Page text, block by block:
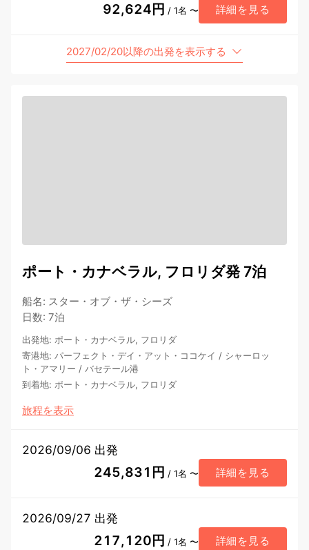
92,624円 / 1名 〜 詳細を見る
2027/02/20以降の出発を表示する
ポート・カナベラル, フロリダ発 7泊
船名: スター・オブ・ザ・シーズ
日数: 7泊
出発地: ポート・カナベラル, フロリダ
寄港地: パーフェクト・デイ・アット・ココケイ / シャーロッ
ト・アマリー / バセテール港
到着地: ポート・カナベラル, フロリダ
旅程を表示
2026/09/06 出発
245,831円 / 1名 〜 詳細を見る
2026/09/27 出発
217,120円 / 1名 〜 詳細を見る